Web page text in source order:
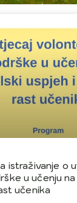
istraživanje o
u učenju
učenika